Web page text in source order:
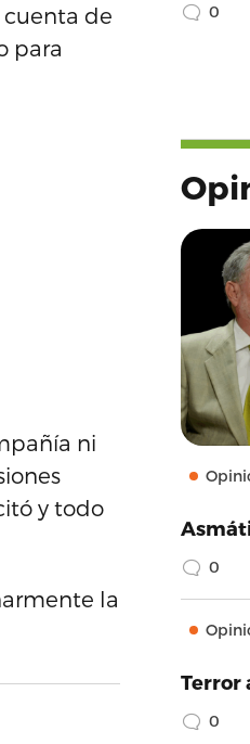
cuenta de
para
ni
y todo
la
0
0
Terror
0